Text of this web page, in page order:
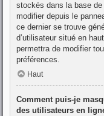
stockés dans la base
modifier depuis le
ce dernier se trouve
d’utilisateur situé en
permettra de modifier
préférences.
Haut
Comment puis-je
des utilisateurs en